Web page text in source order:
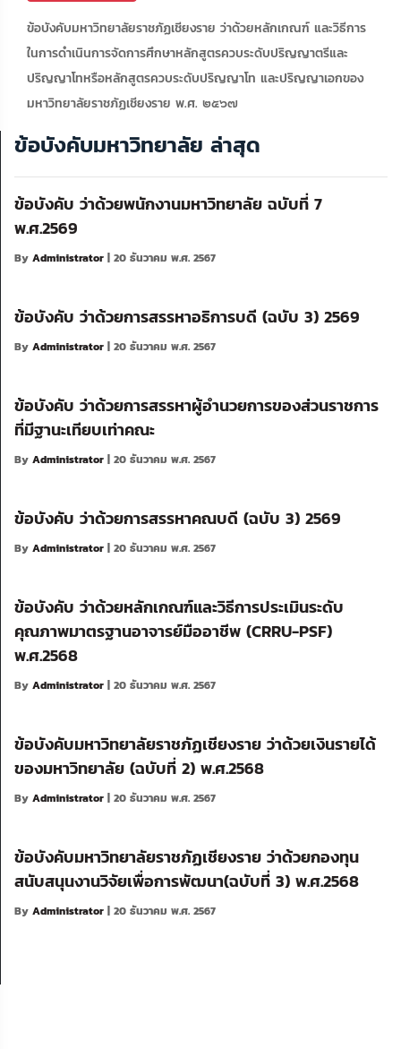
ข้อบังคับมหาวิทยาลัยราชภัฏเชียงราย ว่าด้วยหลักเกณฑ์ และวิธีการ
ในการดำเนินการจัดการศึกษาหลักสูตรควบระดับปริญญาตรีและ
ปริญญาโทหรือหลักสูตรควบระดับปริญญาโท และปริญญาเอกของ
มหาวิทยาลัยราชภัฏเชียงราย พ.ศ. ๒๕๖๗
ข้อบังคับมหาวิทยาลัย ล่าสุด
ข้อบังคับ ว่าด้วยพนักงานมหาวิทยาลัย ฉบับที่ 7
พ.ศ.2569
By Administrator | 20 ธันวาคม พ.ศ. 2567
ข้อบังคับ ว่าด้วยการสรรหาอธิการบดี (ฉบับ 3) 2569
By Administrator | 20 ธันวาคม พ.ศ. 2567
ข้อบังคับ ว่าด้วยการสรรหาผู้อำนวยการของส่วนราชการ
ที่มีฐานะเทียบเท่าคณะ
By Administrator | 20 ธันวาคม พ.ศ. 2567
ข้อบังคับ ว่าด้วยการสรรหาคณบดี (ฉบับ 3) 2569
By Administrator | 20 ธันวาคม พ.ศ. 2567
ข้อบังคับ ว่าด้วยหลักเกณฑ์และวิธีการประเมินระดับ
คุณภาพมาตรฐานอาจารย์มืออาชีพ (CRRU-PSF)
พ.ศ.2568
By Administrator | 20 ธันวาคม พ.ศ. 2567
ข้อบังคับมหาวิทยาลัยราชภัฏเชียงราย ว่าด้วยเงินรายได้
ของมหาวิทยาลัย (ฉบับที่ 2) พ.ศ.2568
By Administrator | 20 ธันวาคม พ.ศ. 2567
ข้อบังคับมหาวิทยาลัยราชภัฏเชียงราย ว่าด้วยกองทุน
สนับสนุนงานวิจัยเพื่อการพัฒนา(ฉบับที่ 3) พ.ศ.2568
By Administrator | 20 ธันวาคม พ.ศ. 2567